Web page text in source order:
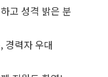
고 성격 밝은 분
경력자 우대